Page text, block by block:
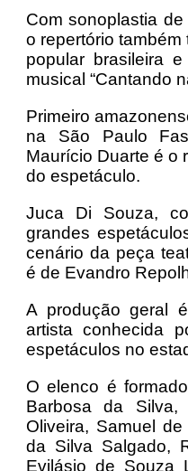
Com sonoplastia
o repertório
popular brasileira
musical “Cantando
Primeiro
na São Paulo
Maurício Duarte é o
do espetáculo.
Juca Di Souza,
grandes
cenário da peça
é de Evandro
A produção geral
artista conhecida
espetáculos no
O elenco é
Barbosa da Silva,
Oliveira, Samuel
da Silva Salgado,
Evilásio de Souza